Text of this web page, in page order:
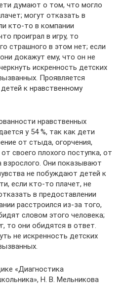
думают о том, что могло
могут отказать в
кто-то в компании
проиграл в игру, то
страшного в этом нет; если
докажут ему, что он не
искренность детских
Проявляется
к нравственному
нравственных
у 54 %, так как дети
от стыда, огорчения,
своего плохого поступка, от
взрослого. Они показывают
не побуждают детей к
если кто-то плачет, не
в предоставлении
расстроился из-за того,
словом этого человека;
то они обидятся в ответ.
не искренность детских
«Диагностика
Н. В. Мельникова